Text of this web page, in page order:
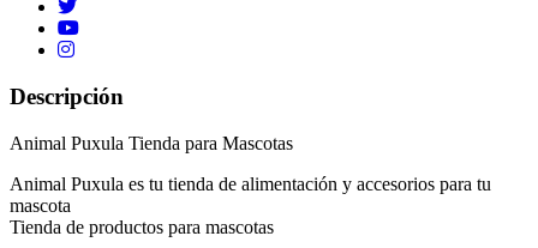
Descripción
Animal Puxula Tienda para Mascotas
Animal Puxula es tu tienda de alimentación y accesorios para tu
mascota
Tienda de productos para mascotas